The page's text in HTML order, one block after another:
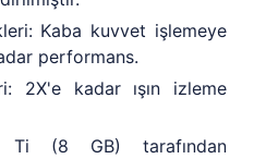
Kaba kuvvet işlemeye
performans.
2X'e kadar ışın izleme
Ti (8 GB) tarafından